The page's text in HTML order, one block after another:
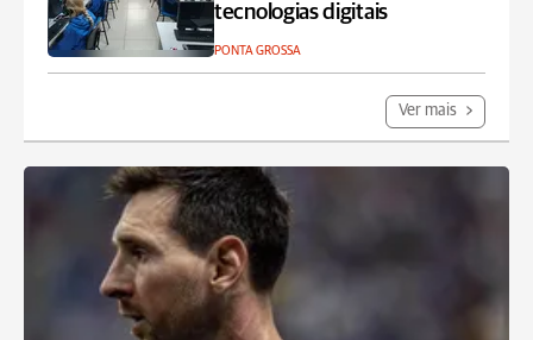
tecnologias digitais
PONTA GROSSA
Ver mais